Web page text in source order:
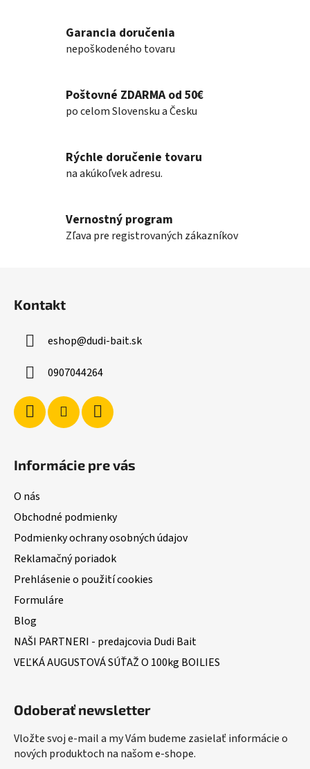
á
d
i
e
v
k
ý
p
Garancia doručenia
nepoškodeného tovaru
Poštovné ZDARMA od 50€
po celom Slovensku a Česku
Rýchle doručenie tovaru
na akúkoľvek adresu.
Vernostný program
Zľava pre registrovaných zákazníkov
Kontakt
eshop@dudi-bait.sk
0907044264
Informácie pre vás
O nás
Obchodné podmienky
Podmienky ochrany osobných údajov
Reklamačný poriadok
Prehlásenie o použití cookies
Formuláre
Blog
NAŠI PARTNERI - predajcovia Dudi Bait
VEĽKÁ AUGUSTOVÁ SÚŤAŽ O 100kg BOILIES
Odoberať newsletter
Vložte svoj e-mail a my Vám budeme zasielať informácie o
nových produktoch na našom e-shope.